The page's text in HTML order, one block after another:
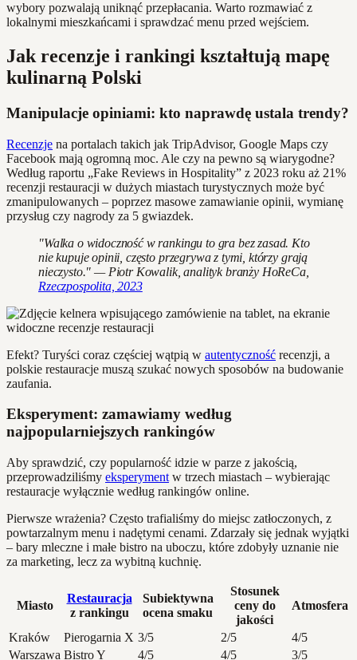
wybory pozwalają uniknąć przepłacania. Warto rozmawiać z
lokalnymi mieszkańcami i sprawdzać menu przed wejściem.
Jak recenzje i rankingi kształtują mapę
kulinarną Polski
Manipulacje opiniami: kto naprawdę ustala trendy?
Recenzje na portalach takich jak TripAdvisor, Google Maps czy
Facebook mają ogromną moc. Ale czy na pewno są wiarygodne?
Według raportu „Fake Reviews in Hospitality” z 2023 roku aż 21%
recenzji restauracji w dużych miastach turystycznych może być
zmanipulowanych – poprzez masowe zamawianie opinii, wymianę
przysług czy nagrody za 5 gwiazdek.
"Walka o widoczność w rankingu to gra bez zasad. Kto
nie kupuje opinii, często przegrywa z tymi, którzy grają
nieczysto." — Piotr Kowalik, analityk branży HoReCa,
Rzeczpospolita, 2023
Efekt? Turyści coraz częściej wątpią w autentyczność recenzji, a
polskie restauracje muszą szukać nowych sposobów na budowanie
zaufania.
Eksperyment: zamawiamy według
najpopularniejszych rankingów
Aby sprawdzić, czy popularność idzie w parze z jakością,
przeprowadziliśmy eksperyment w trzech miastach – wybierając
restauracje wyłącznie według rankingów online.
Pierwsze wrażenia? Często trafialiśmy do miejsc zatłoczonych, z
powtarzalnym menu i nadętymi cenami. Zdarzały się jednak wyjątki
– bary mleczne i małe bistro na uboczu, które zdobyły uznanie nie
za marketing, lecz za wybitną kuchnię.
Miasto
Restauracja
z rankingu
Subiektywna
ocena smaku
Stosunek
ceny do
jakości
Atmosfera
Kraków Pierogarnia X 3/5 2/5
4/5
Warszawa Bistro Y 4/5 4/5
3/5